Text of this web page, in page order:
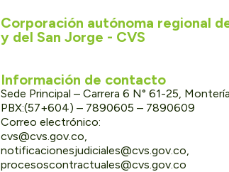
Corporación autónoma regional
y del San Jorge - CVS
Información de contacto
Sede Principal – Carrera 6 N° 61-25,
PBX:(57+604) – 7890605 – 7890609
Correo electrónico:
cvs@cvs.gov.co,
notificacionesjudiciales@cvs.gov.co,
procesoscontractuales@cvs.gov.co